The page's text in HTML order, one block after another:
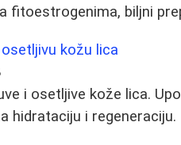
fitoestrogenima, biljni
kožu lica
i osetljive kože lica.
hidrataciju i regeneraciju.